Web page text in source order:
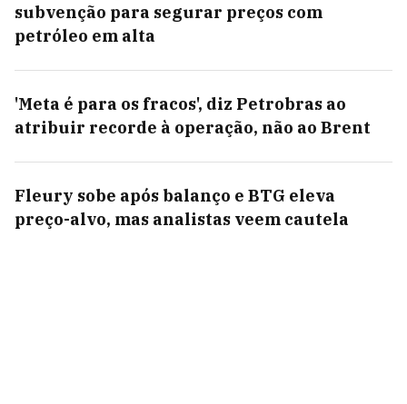
subvenção para segurar preços com
petróleo em alta
'Meta é para os fracos', diz Petrobras ao
atribuir recorde à operação, não ao Brent
Fleury sobe após balanço e BTG eleva
preço-alvo, mas analistas veem cautela